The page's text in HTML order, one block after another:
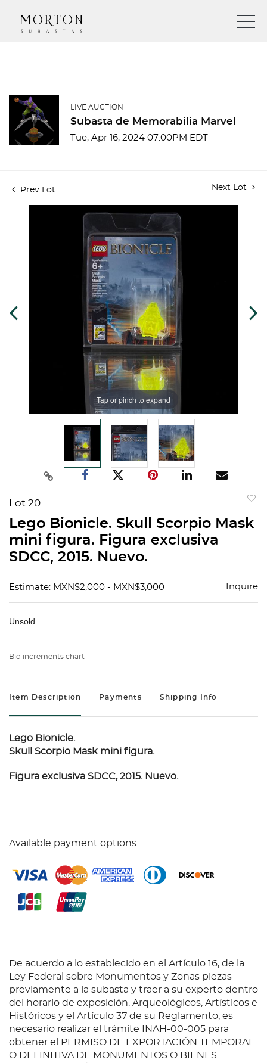
LIVE AUCTION
Subasta de Memorabilia Marvel
Tue, Apr 16, 2024 07:00PM EDT
Prev Lot Next Lot
Tap or pinch to expand
Lot 20
Lego Bionicle. Skull Scorpio Mask
mini figura. Figura exclusiva
SDCC, 2015. Nuevo.
Estimate: MXN$2,000 - MXN$3,000 Inquire
Unsold
Bid increments chart
Item Description Payments Shipping Info
Lego Bionicle.
Skull Scorpio Mask mini figura.
Figura exclusiva SDCC, 2015. Nuevo.
Available payment options
De acuerdo a lo establecido en el Artículo 16, de la
Ley Federal sobre Monumentos y Zonas piezas
previamente a la subasta y traer a su experto dentro
del horario de exposición. Arqueológicos, Artísticos e
Históricos y el Artículo 37 de su Reglamento; es
necesario realizar el trámite INAH-00-005 para
obtener el PERMISO DE EXPORTACIÓN TEMPORAL
O DEFINITIVA DE MONUMENTOS O BIENES